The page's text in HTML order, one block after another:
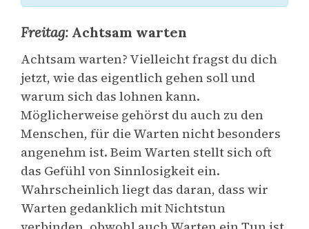
Freitag: Achtsam warten
Achtsam warten? Vielleicht fragst du dich
jetzt, wie das eigentlich gehen soll und
warum sich das lohnen kann.
Möglicherweise gehörst du auch zu den
Menschen, für die Warten nicht besonders
angenehm ist. Beim Warten stellt sich oft
das Gefühl von Sinnlosigkeit ein.
Wahrscheinlich liegt das daran, dass wir
Warten gedanklich mit Nichtstun